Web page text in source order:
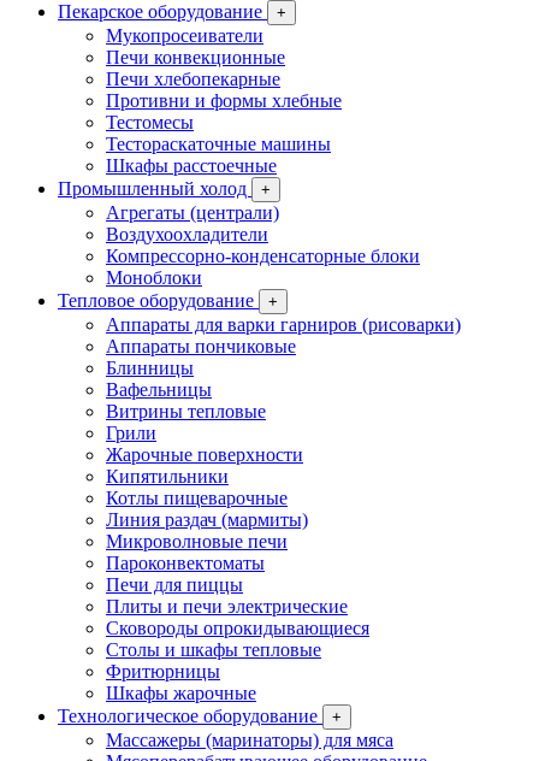
Пекарское оборудование
+
Мукопросеиватели
Печи конвекционные
Печи хлебопекарные
Противни и формы хлебные
Тестомесы
Тестораскаточные машины
Шкафы расстоечные
Промышленный холод
+
Агрегаты (централи)
Воздухоохладители
Компрессорно-конденсаторные блоки
Моноблоки
Тепловое оборудование
+
Аппараты для варки гарниров (рисоварки)
Аппараты пончиковые
Блинницы
Вафельницы
Витрины тепловые
Грили
Жарочные поверхности
Кипятильники
Котлы пищеварочные
Линия раздач (мармиты)
Микроволновые печи
Пароконвектоматы
Печи для пиццы
Плиты и печи электрические
Сковороды опрокидывающиеся
Столы и шкафы тепловые
Фритюрницы
Шкафы жарочные
Технологическое оборудование
+
Массажеры (маринаторы) для мяса